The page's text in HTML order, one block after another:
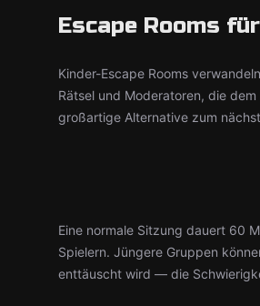
Escape Rooms
Kinder-Escape Rooms
Rätsel und Moderatoren, die
großartige Alternative zum
Eine normale Sitzung dauert 60
Spielern. Jüngere Gruppen
enttäuscht wird — die